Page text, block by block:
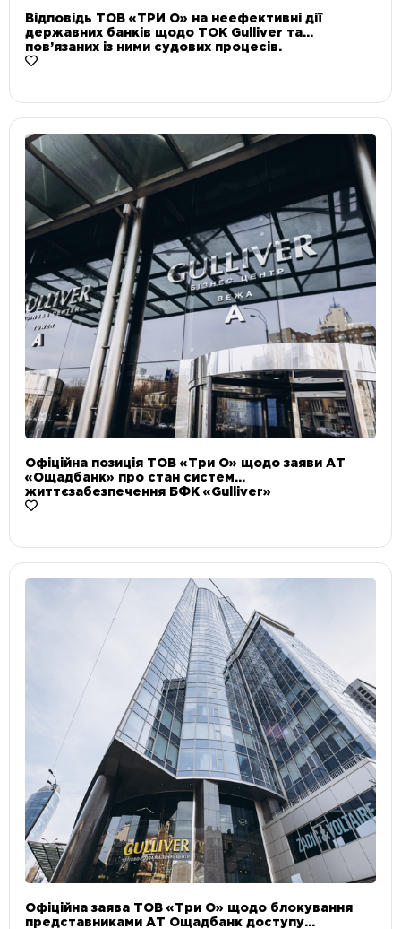
Відповідь ТОВ «ТРИ О» на неефективні дії
державних банків щодо ТОК Gulliver та
пов’язаних із ними судових процесів.
Офіційна позиція ТОВ «Три О» щодо заяви АТ
«Ощадбанк» про стан систем
життєзабезпечення БФК «Gulliver»
Офіційна заява ТОВ «Три О» щодо блокування
представниками АТ Ощадбанк доступу